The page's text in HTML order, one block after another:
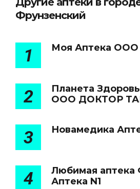
Фрунзенский
1 Моя Аптека ООО
2
Планета
ООО ДОКТОР
3 Новамедика
4
Любимая
Аптека N1